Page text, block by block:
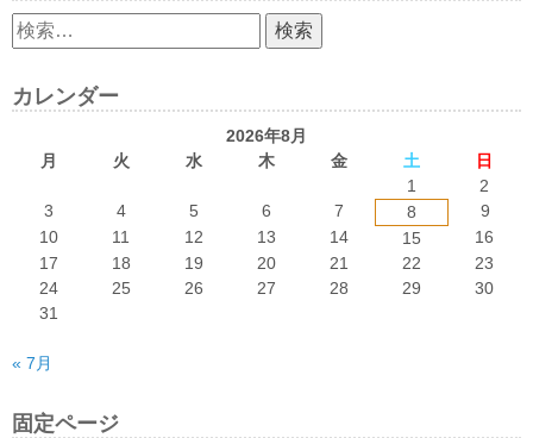
検
索:
カレンダー
2026年8月
月
火 水 木 金 土
日
1
2
3
4 5 6 7 8
9
10
11 12 13 14 15
16
17
18 19 20 21 22
23
24
25 26 27 28 29
30
31
« 7月
固定ページ